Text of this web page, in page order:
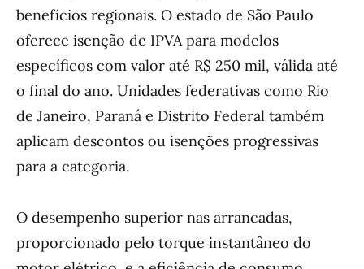
benefícios regionais. O estado de São Paulo
oferece isenção de IPVA para modelos
específicos com valor até R$ 250 mil, válida até
o final do ano. Unidades federativas como Rio
de Janeiro, Paraná e Distrito Federal também
aplicam descontos ou isenções progressivas
para a categoria.
O desempenho superior nas arrancadas,
proporcionado pelo torque instantâneo do